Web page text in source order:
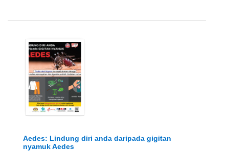
Aedes: Lindung diri anda daripada gigitan
nyamuk Aedes